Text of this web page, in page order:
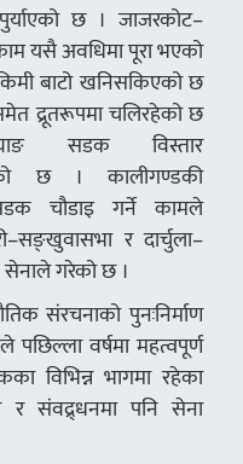
छ । जाजरकोट–
यसै अवधिमा पूरा भएको
बाटो खनिसकिएको छ
द्रूतरूपमा चलिरहेको छ
सडक विस्तार
छ । कालीगण्डकी
सडक चौडाइ गर्ने कामले
र दार्चुला–
गरेको छ ।
संरचनाको पुनःनिर्माण
पछिल्ला वर्षमा महत्वपूर्ण
विभिन्न भागमा रहेका
र संवद्र्धनमा पनि सेना